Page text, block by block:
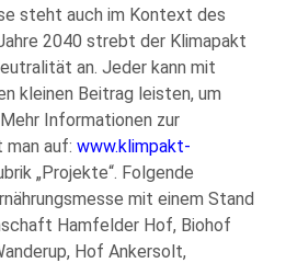
steht auch im Kontext des
2040 strebt der Klimapakt
an. Jeder kann mit
kleinen Beitrag leisten, um
Informationen zur
man auf: www.klimpakt-
„Projekte“. Folgende
mit einem Stand
Hamfelder Hof, Biohof
Hof Ankersolt,